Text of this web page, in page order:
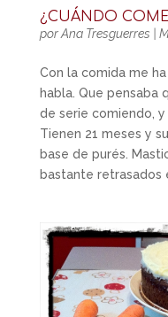
¿CUÁNDO
porAna Tresguerres
Con la comida me
habla. Que pensaba
de serie comiendo,
Tienen 21 meses y
base de purés.
bastante retrasados